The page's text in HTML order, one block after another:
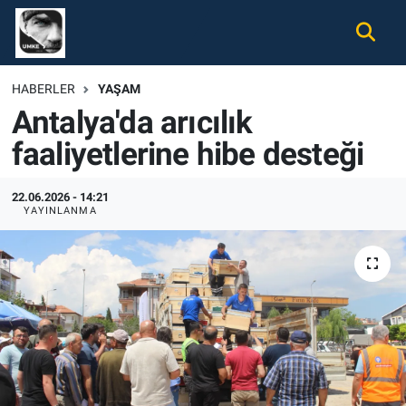
HABERLER YAŞAM
Antalya'da arıcılık
faaliyetlerine hibe desteği
22.06.2026 - 14:21
YAYINLANMA
Gündem
Ekonomi
Spor
Magazin
Tüm Haberler
İletişim
Künye
Nöbetçi Eczaneler
Hava Durumu
Namaz Vakitleri
Trafik Durumu
Süper Lig Puan Durumu ve Fikstür
Tüm Manşetler
Son Dakika Haberleri
Haber Arşivi